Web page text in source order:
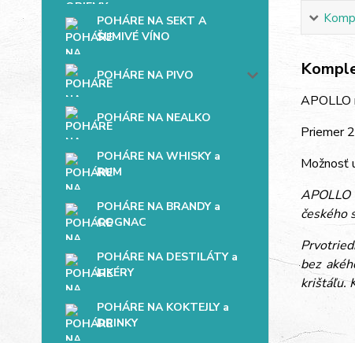
POHÁRE NA SEKT A
ŠUMIVÉ VÍNO
POHÁRE NA PIVO
POHÁRE NA NEALKO
POHÁRE NA WHISKY a
RUM
POHÁRE NA BRANDY a
COGNAC
POHÁRE NA DESTILÁTY a
LIKÉRY
POHÁRE NA KOKTEJLY a
DRINKY
APOLLO
Priemer
Možnosť
českého
bez
krištáľu.